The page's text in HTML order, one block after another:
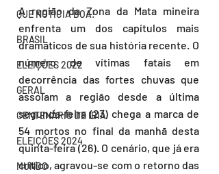
QUE NOTÍCIA BOA!
BRASIL
ELEIÇÕES 2022
GERAL
CENTENÁRIO DE IBIÁ
ELEIÇÕES 2024
MUNDO
A região da Zona da Mata mineira
enfrenta um dos capítulos mais
dramáticos de sua história recente. O
número de vítimas fatais em
decorrência das fortes chuvas que
assolam a região desde a última
segunda-feira (23) chega a marca de
54 mortos no final da manhã desta
quinta-feira (26). O cenário, que já era
crítico, agravou-se com o retorno das